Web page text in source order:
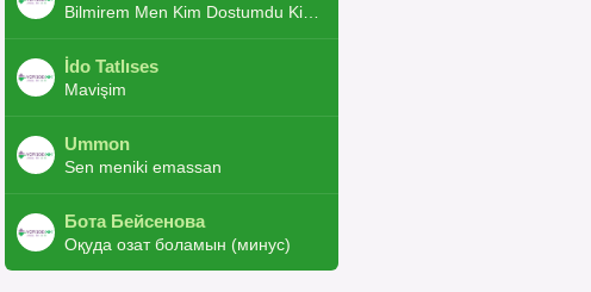
İdo Tatlıses
Mavişim
Ummon
Sen meniki emassan
Бота Бейсенова
Оқуда озат боламын (минус)